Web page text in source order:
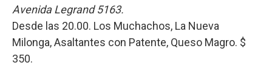
Avenida Legrand 5163.
Desde las 20.00. Los Muchachos, La Nueva
Milonga, Asaltantes con Patente, Queso Magro. $
350.